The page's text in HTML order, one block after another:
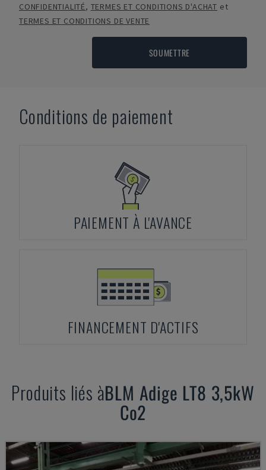
CONFIDENTIALITÉ, TERMES ET CONDITIONS D'ACHAT et
TERMES ET CONDITIONS DE VENTE
SOUMETTRE
Conditions de paiement
PAIEMENT À L'AVANCE
FINANCEMENT D'ACTIFS
Produits liés àBLM Adige LT8 3,5kW
Co2